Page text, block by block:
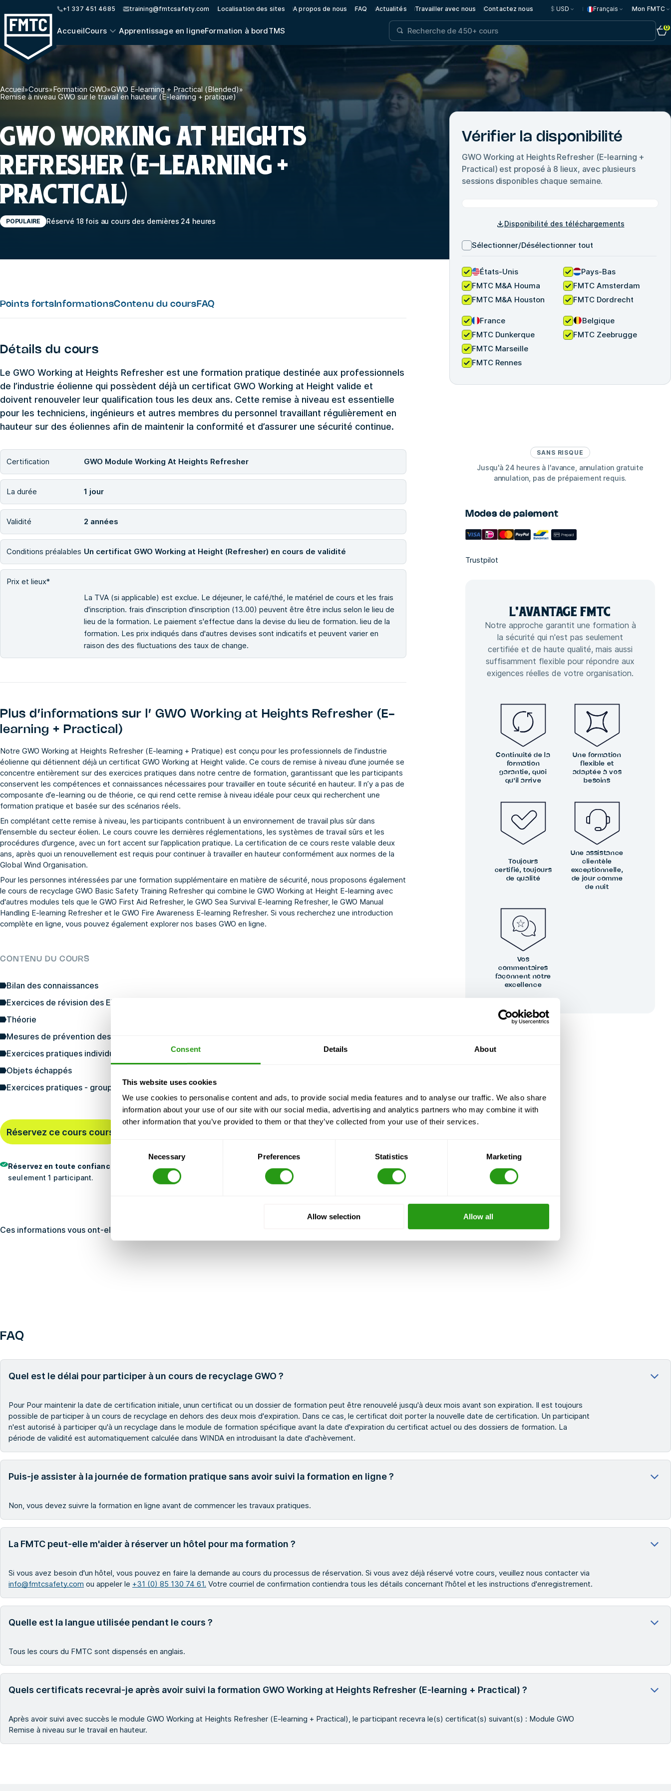
Consent Details About
This website uses cookies
We use cookies to personalise content and ads, to provide social media features and to analyse our traffic. We also share
information about your use of our site with our social media, advertising and analytics partners who may combine it with
other information that you’ve provided to them or that they’ve collected from your use of their services.
Consent
Necessary Preferences Statistics Marketing
Allow selection Allow all
+1 337 451 4685 training@fmtcsafety.com Localisation des sites A propos de nous FAQ Actualités Travailler avec nous Contactez nous $ USD Français Mon FMTC
AccueilCours Apprentissage en ligneFormation à bordTMS 0
Accueil»Cours»Formation GWO»GWO E-learning + Practical (Blended)»
Remise à niveau GWO sur le travail en hauteur (E-learning + pratique)
GWO WORKING AT HEIGHTS
REFRESHER (E-LEARNING +
PRACTICAL)
POPULAIRE Réservé 18 fois au cours des dernières 24 heures
Points forts InformationsContenu du cours FAQ
Détails du cours
Le GWO Working at Heights Refresher est une formation pratique destinée aux professionnels
de l’industrie éolienne qui possèdent déjà un certificat GWO Working at Height valide et
doivent renouveler leur qualification tous les deux ans. Cette remise à niveau est essentielle
pour les techniciens, ingénieurs et autres membres du personnel travaillant régulièrement en
hauteur sur des éoliennes afin de maintenir la conformité et d’assurer une sécurité continue.
Certification GWO Module Working At Heights Refresher
La durée 1 jour
Validité 2 années
Conditions préalables Un certificat GWO Working at Height (Refresher) en cours de validité
Prix et lieux*
La TVA (si applicable) est exclue. Le déjeuner, le café/thé, le matériel de cours et les frais
d'inscription. frais d'inscription d'inscription (13.00) peuvent être être inclus selon le lieu de
lieu de la formation. Le paiement s'effectue dans la devise du lieu de formation. lieu de la
formation. Les prix indiqués dans d'autres devises sont indicatifs et peuvent varier en
raison des des fluctuations des taux de change.
Plus d’informations sur l’ GWO Working at Heights Refresher (E-
learning + Practical)
Notre GWO Working at Heights Refresher (E-learning + Pratique) est conçu pour les professionnels de l’industrie
éolienne qui détiennent déjà un certificat GWO Working at Height valide. Ce cours de remise à niveau d’une journée se
concentre entièrement sur des exercices pratiques dans notre centre de formation, garantissant que les participants
conservent les compétences et connaissances nécessaires pour travailler en toute sécurité en hauteur. Il n’y a pas de
composante d’e-learning ou de théorie, ce qui rend cette remise à niveau idéale pour ceux qui recherchent une
formation pratique et basée sur des scénarios réels.
En complétant cette remise à niveau, les participants contribuent à un environnement de travail plus sûr dans
l’ensemble du secteur éolien. Le cours couvre les dernières réglementations, les systèmes de travail sûrs et les
procédures d’urgence, avec un fort accent sur l’application pratique. La certification de ce cours reste valable deux
ans, après quoi un renouvellement est requis pour continuer à travailler en hauteur conformément aux normes de la
Global Wind Organisation.
Pour les personnes intéressées par une formation supplémentaire en matière de sécurité, nous proposons également
le cours de recyclage GWO Basic Safety Training Refresher qui combine le GWO Working at Height E-learning avec
d'autres modules tels que le GWO First Aid Refresher, le GWO Sea Survival E-learning Refresher, le GWO Manual
Handling E-learning Refresher et le GWO Fire Awareness E-learning Refresher. Si vous recherchez une introduction
complète en ligne, vous pouvez également explorer nos bases GWO en ligne.
CONTENU DU COURS
Bilan des connaissances
Exercices de révision des EPI
Théorie
Mesures de prévention des blessures pendant l'entraînement
Exercices pratiques individuels de révision
Objets échappés
Exercices pratiques - groupe
Réservez ce cours cours Dernière réservation
Il y a 2
Réservez en toute confiance
- Gratuit annulation, pas prépaiement, et nous jamais annuler. Même avec avec
seulement 1 participant.
Ces informations vous ont-elles été utiles ?
Vérifier la disponibilité
GWO Working at Heights Refresher (E-learning +
Practical) est proposé à 8 lieux, avec plusieurs
sessions disponibles chaque semaine.
Disponibilité des téléchargements
Sélectionner/Désélectionner tout
États-Unis
FMTC M&A Houma
FMTC M&A Houston
Pays-Bas
FMTC Amsterdam
FMTC Dordrecht
France
FMTC Dunkerque
FMTC Marseille
FMTC Rennes
Belgique
FMTC Zeebrugge
SANS RISQUE
Jusqu'à 24 heures à l'avance, annulation gratuite
annulation, pas de prépaiement requis.
Modes de paiement
Trustpilot
L'AVANTAGE FMTC
Notre approche garantit une formation à
la sécurité qui n'est pas seulement
certifiée et de haute qualité, mais aussi
suffisamment flexible pour répondre aux
exigences réelles de votre organisation.
Continuité de la
formation
garantie, quoi
qu'il arrive
Une formation
flexible et
adaptée à vos
besoins
Toujours
certifié, toujours
de qualité
Une assistance
clientèle
exceptionnelle,
de jour comme
de nuit
Vos
commentaires
façonnent notre
excellence
FAQ
Quel est le délai pour participer à un cours de recyclage GWO ?
Pour Pour maintenir la date de certification initiale, unun certificat ou un dossier de formation peut être renouvelé jusqu'à deux mois avant son expiration. Il est toujours
possible de participer à un cours de recyclage en dehors des deux mois d'expiration. Dans ce cas, le certificat doit porter la nouvelle date de certification. Un participant
n'est autorisé à participer qu'à un recyclage dans le module de formation spécifique avant la date d'expiration du certificat actuel ou des dossiers de formation. La
période de validité est automatiquement calculée dans WINDA en introduisant la date d'achèvement.
Puis-je assister à la journée de formation pratique sans avoir suivi la formation en ligne ?
Non, vous devez suivre la formation en ligne avant de commencer les travaux pratiques.
La FMTC peut-elle m'aider à réserver un hôtel pour ma formation ?
Si vous avez besoin d'un hôtel, vous pouvez en faire la demande au cours du processus de réservation. Si vous avez déjà réservé votre cours, veuillez nous contacter via
info@fmtcsafety.com ou appeler le +31 (0) 85 130 74 61. Votre courriel de confirmation contiendra tous les détails concernant l'hôtel et les instructions d'enregistrement.
Quelle est la langue utilisée pendant le cours ?
Tous les cours du FMTC sont dispensés en anglais.
Quels certificats recevrai-je après avoir suivi la formation GWO Working at Heights Refresher (E-learning + Practical) ?
Après avoir suivi avec succès le module GWO Working at Heights Refresher (E-learning + Practical), le participant recevra le(s) certificat(s) suivant(s) : Module GWO
Remise à niveau sur le travail en hauteur.